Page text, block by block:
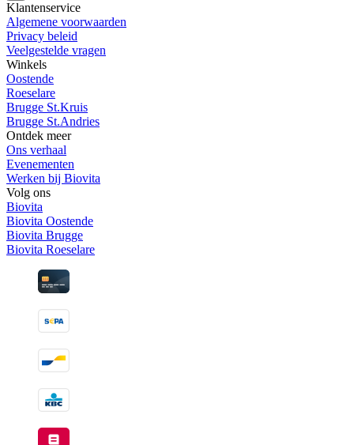
Klantenservice
Algemene voorwaarden
Privacy beleid
Veelgestelde vragen
Winkels
Oostende
Roeselare
Brugge St.Kruis
Brugge St.Andries
Ontdek meer
Ons verhaal
Evenementen
Werken bij Biovita
Volg ons
Biovita
Biovita Oostende
Biovita Brugge
Biovita Roeselare